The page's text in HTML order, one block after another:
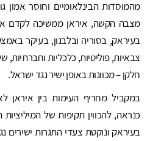
מהמוסדות הבינלאומיים וחוסר
מצבה הקשה, איראן ממשיכה לקדם
בעיראק, בסוריה ובלבנון, בעיקר
צבאיות, פוליטיות, כלכליות
חלקן – מכוונות באופן ישיר נגד ישראל.
במקביל מחריף העימות בין איראן
כנראה, להכווין תקיפות של
בעיראק ונוקטת צעדי התגרות ישירים